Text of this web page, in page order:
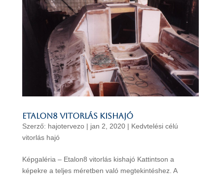
Etalon8 vitorlás kishajó
Szerző: hajotervezo| jan 2, 2020| Kedvtelési célú
vitorlás hajó
Képgaléria – Etalon8 vitorlás kishajó Kattintson a
képekre a teljes méretben való megtekintéshez. A